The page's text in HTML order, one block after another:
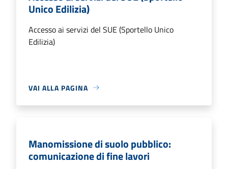
Unico Edilizia)
Accesso ai servizi del SUE (Sportello Unico
Edilizia)
VAI ALLA PAGINA
Manomissione di suolo pubblico:
comunicazione di fine lavori